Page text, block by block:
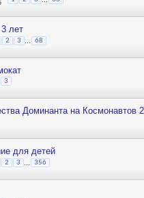
лет
2 3 68
3
Доминанта на Космонавтов
для детей
2 3 356